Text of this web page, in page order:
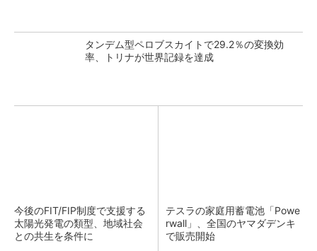
タンデム型ペロブスカイトで29.2％の変換効
率、トリナが世界記録を達成
今後のFIT/FIP制度で支援する
太陽光発電の類型、地域社会
との共生を条件に
テスラの家庭用蓄電池「Powe
rwall」、全国のヤマダデンキ
で販売開始